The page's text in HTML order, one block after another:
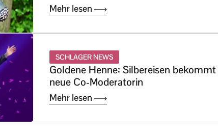
Mehr lesen
SCHLAGER NEWS
Goldene Henne: Silbereisen bekommt
neue Co-Moderatorin
Mehr lesen